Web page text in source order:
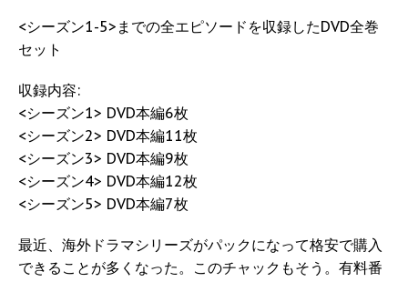
<シーズン1-5>までの全エピソードを収録したDVD全巻
セット
収録内容:
<シーズン1> DVD本編6枚
<シーズン2> DVD本編11枚
<シーズン3> DVD本編9枚
<シーズン4> DVD本編12枚
<シーズン5> DVD本編7枚
最近、海外ドラマシリーズがパックになって格安で購入
できることが多くなった。このチャックもそう。有料番